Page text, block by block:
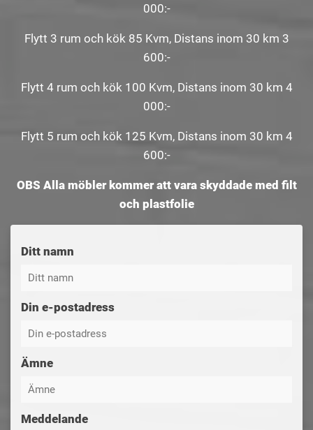
000:-
Flytt 3 rum och kök 85 Kvm, Distans inom 30 km 3
600:-
Flytt 4 rum och kök 100 Kvm, Distans inom 30 km 4
000:-
Flytt 5 rum och kök 125 Kvm, Distans inom 30 km 4
600:-
OBS Alla möbler kommer att vara skyddade med filt
och plastfolie
Ditt namn
Din e-postadress
Ämne
Meddelande